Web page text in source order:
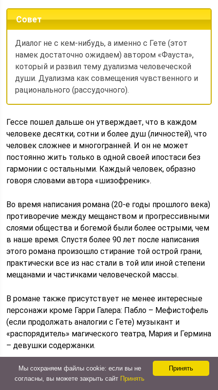
Совет
Диалог не с кем-нибудь, а именно с Гете (этот
намек достаточно ожидаем) автором «Фауста»,
который и развил тему дуализма человеческой
души. Дуализма как совмещения чувственного и
рационального (рассудочного).
Гессе пошел дальше он утверждает, что в каждом
человеке десятки, сотни и более душ (личностей), что
человек сложнее и многогранней. И он не может
постоянно жить только в одной своей ипостаси без
гармонии с остальными. Каждый человек, образно
говоря словами автора «шизофреник».
Во время написания романа (20-е годы прошлого века)
противоречие между мещанством и прогрессивными
слоями общества и богемой были более острыми, чем
в наше время. Спустя более 90 лет после написания
этого романа произошло стирание той острой грани,
практически все из нас стали в той или иной степени
мещанами и частичками человеческой массы.
В романе также присутствует не менее интересные
персонажи кроме Гарри Галера: Пабло – Мефистофель
(если продолжать аналогии с Гете) музыкант и
«распорядитель» магического театра, Мария и Гермина
– девушки содержанки.
Гермина – так зовут девушку которая «сняла»
Принять
Мы сохраняем файлы cookie: если вы не
согласны, вы можете закрыть сайт Принять